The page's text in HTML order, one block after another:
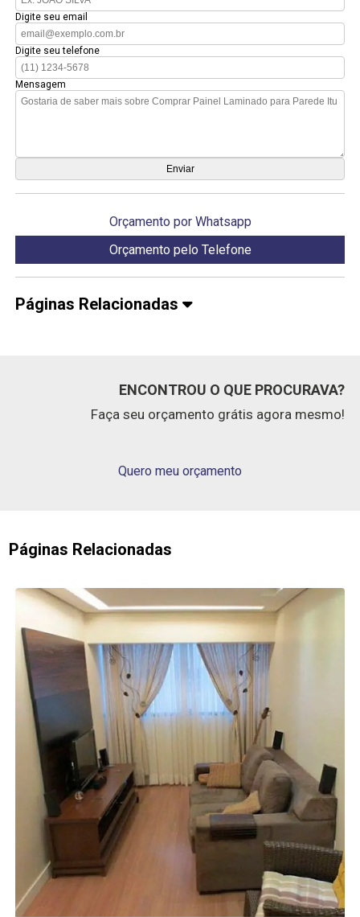
Digite seu email
Digite seu telefone
Mensagem
Orçamento por Whatsapp
Orçamento pelo Telefone
Páginas Relacionadas
ENCONTROU O QUE PROCURAVA?
Faça seu orçamento grátis agora mesmo!
Quero meu orçamento
Páginas Relacionadas